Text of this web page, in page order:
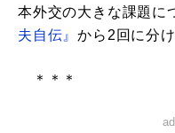
本外交の大きな課題に
夫自伝』から2回に分
＊＊＊